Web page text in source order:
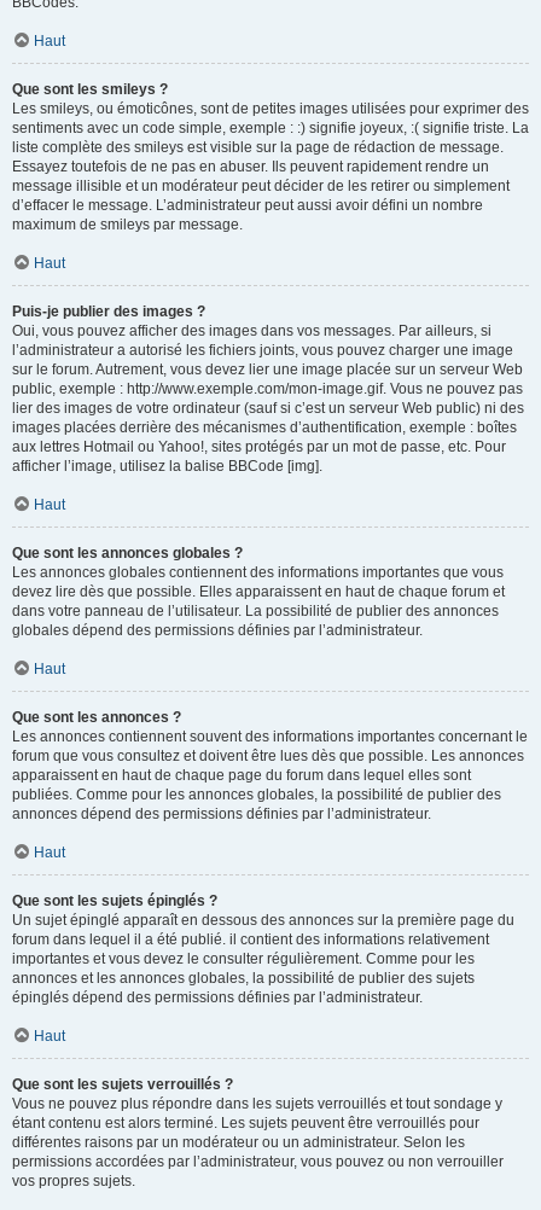
Haut
Que sont les smileys ?
Les smileys, ou émoticônes, sont de petites images utilisées pour exprimer des
sentiments avec un code simple, exemple : :) signifie joyeux, :( signifie triste. La
liste complète des smileys est visible sur la page de rédaction de message.
Essayez toutefois de ne pas en abuser. Ils peuvent rapidement rendre un
message illisible et un modérateur peut décider de les retirer ou simplement
d’effacer le message. L’administrateur peut aussi avoir défini un nombre
maximum de smileys par message.
Haut
Puis-je publier des images ?
Oui, vous pouvez afficher des images dans vos messages. Par ailleurs, si
l’administrateur a autorisé les fichiers joints, vous pouvez charger une image
sur le forum. Autrement, vous devez lier une image placée sur un serveur Web
public, exemple : http://www.exemple.com/mon-image.gif. Vous ne pouvez pas
lier des images de votre ordinateur (sauf si c’est un serveur Web public) ni des
images placées derrière des mécanismes d’authentification, exemple : boîtes
aux lettres Hotmail ou Yahoo!, sites protégés par un mot de passe, etc. Pour
afficher l’image, utilisez la balise BBCode [img].
Haut
Que sont les annonces globales ?
Les annonces globales contiennent des informations importantes que vous
devez lire dès que possible. Elles apparaissent en haut de chaque forum et
dans votre panneau de l’utilisateur. La possibilité de publier des annonces
globales dépend des permissions définies par l’administrateur.
Haut
Que sont les annonces ?
Les annonces contiennent souvent des informations importantes concernant le
forum que vous consultez et doivent être lues dès que possible. Les annonces
apparaissent en haut de chaque page du forum dans lequel elles sont
publiées. Comme pour les annonces globales, la possibilité de publier des
annonces dépend des permissions définies par l’administrateur.
Haut
Que sont les sujets épinglés ?
Un sujet épinglé apparaît en dessous des annonces sur la première page du
forum dans lequel il a été publié. il contient des informations relativement
importantes et vous devez le consulter régulièrement. Comme pour les
annonces et les annonces globales, la possibilité de publier des sujets
épinglés dépend des permissions définies par l’administrateur.
Haut
Que sont les sujets verrouillés ?
Vous ne pouvez plus répondre dans les sujets verrouillés et tout sondage y
étant contenu est alors terminé. Les sujets peuvent être verrouillés pour
différentes raisons par un modérateur ou un administrateur. Selon les
permissions accordées par l’administrateur, vous pouvez ou non verrouiller
vos propres sujets.